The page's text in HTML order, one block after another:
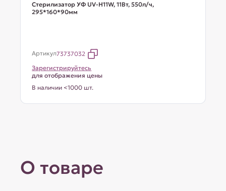
Стерилизатор УФ UV-H11W, 11Вт, 550л/ч,
295*160*90мм
Артикул73737032
Зарегистрируйтесь
для отображения цены
В наличии <1000 шт.
О товаре